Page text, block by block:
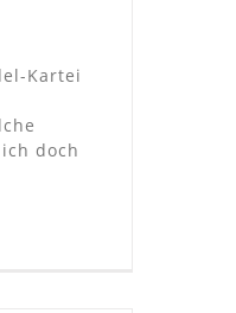
Kartei
doch